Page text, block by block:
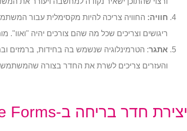
חוויה: החוויה צריכה להיות מקסימלית עבור
ריגושים וצריכים שכל מה שהם צורכים יהיה
אתגר: הטרמינלוגיה שנשמש בה בחידות, ברמזים
והעזרים צריכים לשרת את החדר בצורה
יצירת חדר בריחה ב-Google Forms